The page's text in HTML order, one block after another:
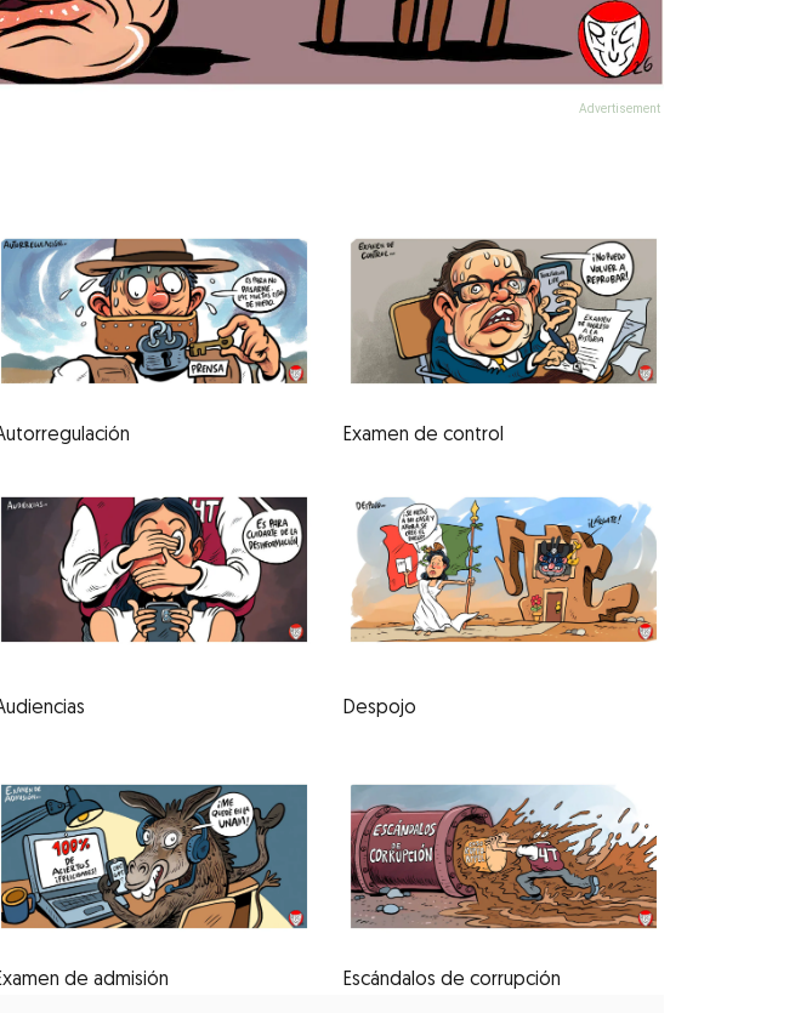
Examen de control
Despojo
de admisión Escándalos de corrupción